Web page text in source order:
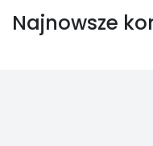
Najnowsze